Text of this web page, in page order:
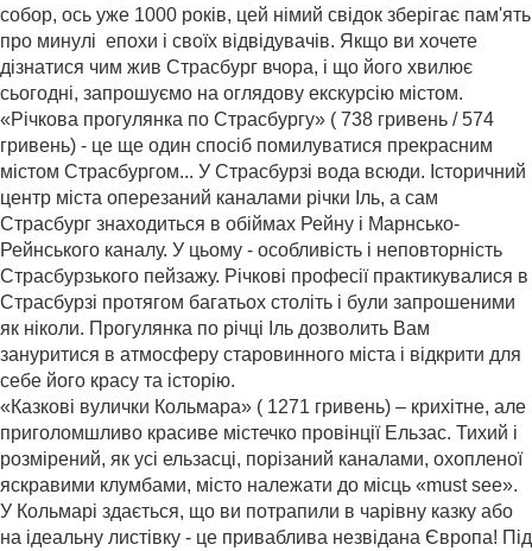
собор, ось уже 1000 років, цей німий свідок зберігає пам'ять
про минулі епохи і своїх відвідувачів. Якщо ви хочете
дізнатися чим жив Страсбург вчора, і що його хвилює
сьогодні, запрошуємо на оглядову екскурсію містом.
«Річкова прогулянка по Страсбургу» ( 738 гривень / 574
гривень) - це ще один спосіб помилуватися прекрасним
містом Страсбургом... У Страсбурзі вода всюди. Історичний
центр міста оперезаний каналами річки Іль, а сам
Страсбург знаходиться в обіймах Рейну і Марнсько-
Рейнського каналу. У цьому - особливість і неповторність
Страсбурзького пейзажу. Річкові професії практикувалися в
Страсбурзі протягом багатьох століть і були запрошеними
як ніколи. Прогулянка по річці Іль дозволить Вам
зануритися в атмосферу старовинного міста і відкрити для
себе його красу та історію.
«Казкові вулички Кольмара» ( 1271 гривень) – крихітне, але
приголомшливо красиве містечко провінції Ельзас. Тихий і
розмірений, як усі ельзасці, порізаний каналами, охопленої
яскравими клумбами, місто належати до місць «must see».
У Кольмарі здається, що ви потрапили в чарівну казку або
на ідеальну листівку - це приваблива незвідана Європа! Під